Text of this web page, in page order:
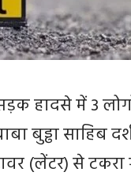
हादसे में 3
बुड्ढा साहिब
(लेंटर) से टकरा